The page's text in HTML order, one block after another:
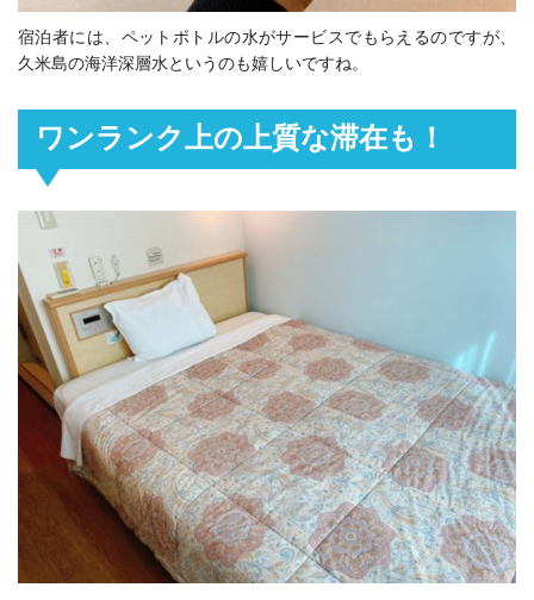
宿泊者には、ペットボトルの水がサービスでもらえるのですが、
久米島の海洋深層水というのも嬉しいですね。
ワンランク上の上質な滞在も！